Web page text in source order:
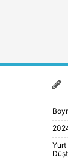
Yurt